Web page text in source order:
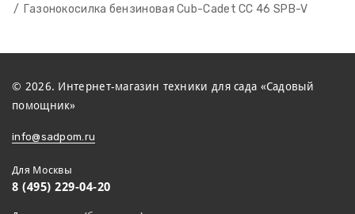
Газонокосилка бензиновая Cub-Cadet CC 46 SPB-V
© 2026. Интернет-магазин техники для сада «Садовый
помощник»
info@sadpom.ru
Для Москвы
8 (495) 229-04-20